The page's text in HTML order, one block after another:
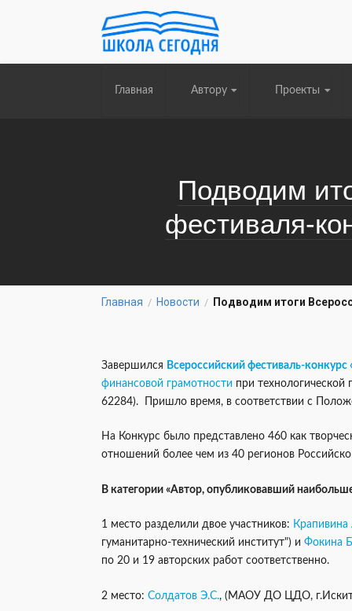
Главная Автору Проекты
Подводим
фестиваля-
Главная / Новости / Подводим итоги
Завершился Всероссийский фестиваль-конкурс
финансовой грамотности при
62284). Пришло время, в соответствии с
На Конкурс было представлено 460 как
отношений более чем из 40 регионов
В категории «Автор, опубликовавший
1 место разделили двое участников: Крапивина
гуманитарно-технический институт") и Фокина
по 20 и 19 авторских работ соответственно.
2 место: Солдатов Э.С., (МАОУ ДО ЦДО,